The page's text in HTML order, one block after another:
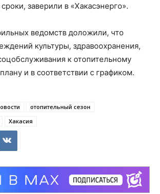
заверили в «Хакасэнерго».
ведомств доложили, что
культуры, здравоохранения,
к отопительному
и в соответствии с графиком.
отопительный сезон
Хакасия